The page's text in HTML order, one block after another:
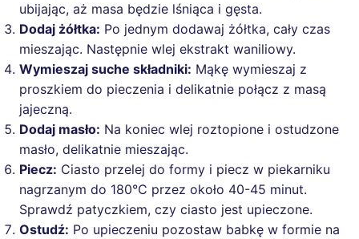
ubijając, aż masa będzie lśniąca i gęsta.
Dodaj żółtka: Po jednym dodawaj żółtka, cały czas
mieszając. Następnie wlej ekstrakt waniliowy.
Wymieszaj suche składniki: Mąkę wymieszaj z
proszkiem do pieczenia i delikatnie połącz z masą
jajeczną.
Dodaj masło: Na koniec wlej roztopione i ostudzone
masło, delikatnie mieszając.
Piecz: Ciasto przelej do formy i piecz w piekarniku
nagrzanym do 180°C przez około 40-45 minut.
Sprawdź patyczkiem, czy ciasto jest upieczone.
Ostudź: Po upieczeniu pozostaw babkę w formie na